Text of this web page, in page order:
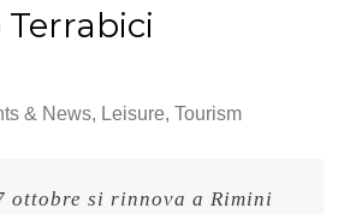
Terrabici
& News, Leisure,Tourism
ottobre si rinnova a Rimini